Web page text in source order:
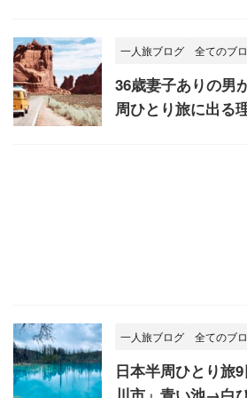
一人旅ブログ 全てのブ
36歳妻子ありの男
周ひとり旅に出る
一人旅ブログ 全てのブ
日本半周ひとり旅